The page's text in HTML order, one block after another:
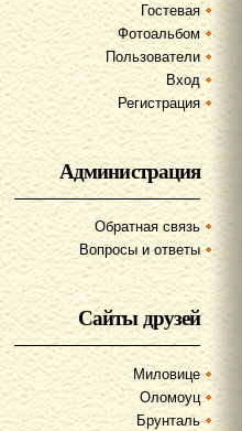
Гостевая
Фотоальбом
Пользователи
Вход
Регистрация
Администрация
Обратная связь
Вопросы и ответы
Сайты друзей
Миловице
Оломоуц
Брунталь